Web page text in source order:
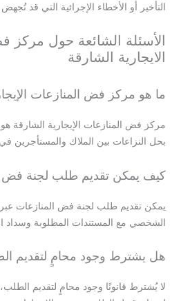
التأخير أو الأخطاء الإجرائية التي قد
الأسئلة الشائعة حول مركز
الايجارية الشارقة
ما هو مركز فض المنازعات
مركز فض المنازعات الإيجارية الشارقة
بحل النزاعات بين الملاك والمستأجرين
كيف يمكن تقديم طلب لجنة فض
يمكن تقديم طلب لجنة فض المنازعات عبر
الشخصي مع المستندات المطلوبة وسداد
هل يشترط وجود محامٍ لتقديم
لا يُشترط قانونًا وجود محامٍ لتقديم